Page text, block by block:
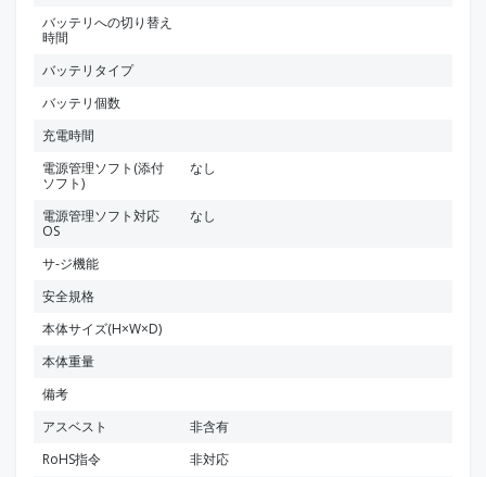
バッテリへの切り替え
時間
バッテリタイプ
バッテリ個数
充電時間
電源管理ソフト(添付
ソフト)
なし
電源管理ソフト対応
OS
なし
サ-ジ機能
安全規格
本体サイズ(H×W×D)
本体重量
備考
アスベスト
非含有
RoHS指令
非対応